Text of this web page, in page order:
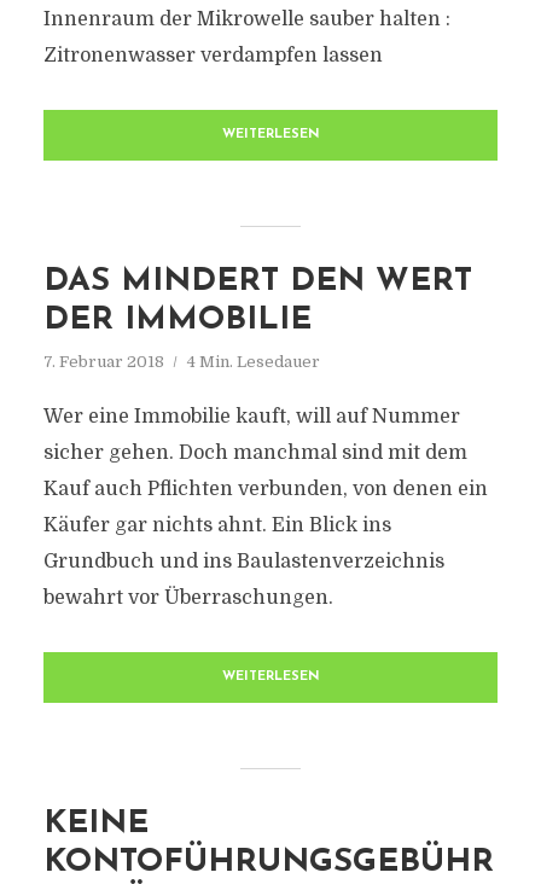
Innenraum der Mikrowelle sauber halten :
Zitronenwasser verdampfen lassen
WEITERLESEN
DAS MINDERT DEN WERT
DER IMMOBILIE
7. Februar 2018 4 Min. Lesedauer
Wer eine Immobilie kauft, will auf Nummer
sicher gehen. Doch manchmal sind mit dem
Kauf auch Pflichten verbunden, von denen ein
Käufer gar nichts ahnt. Ein Blick ins
Grundbuch und ins Baulastenverzeichnis
bewahrt vor Überraschungen.
WEITERLESEN
KEINE
KONTOFÜHRUNGSGEBÜHR